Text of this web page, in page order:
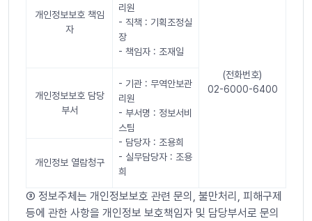
개인정보보호 책임
자
리원
- 직책 : 기획조정실
장
- 책임자 : 조재일
(전화번호)
02-6000-6400
개인정보보호 담당
부서
- 기관 : 무역안보관
리원
- 부서명 : 정보서비
스팀
- 담당자 : 조용희
- 실무담당자 : 조용
희
개인정보 열람청구
➂ 정보주체는 개인정보보호 관련 문의, 불만처리, 피해구제
등에 관한 사항을 개인정보 보호책임자 및 담당부서로 문의